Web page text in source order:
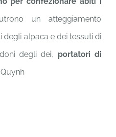
un atteggiamento
degli alpaca e dei tessuti di
degli dei, portatori di